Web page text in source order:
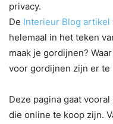
privacy.
De Interieur Blog artikel
helemaal in het teken
maak je gordijnen?
voor gordijnen zijn er te
Deze pagina gaat
die online te koop zijn.